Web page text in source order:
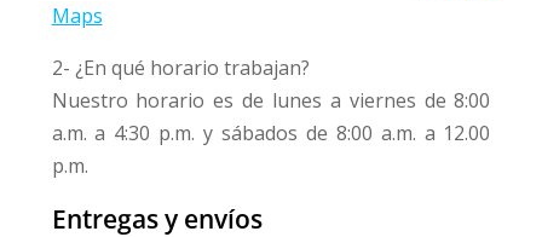
Maps
2- ¿En qué horario trabajan?
Nuestro horario es de lunes a viernes de 8:00
a.m. a 4:30 p.m. y sábados de 8:00 a.m. a 12.00
p.m.
Entregas y envíos